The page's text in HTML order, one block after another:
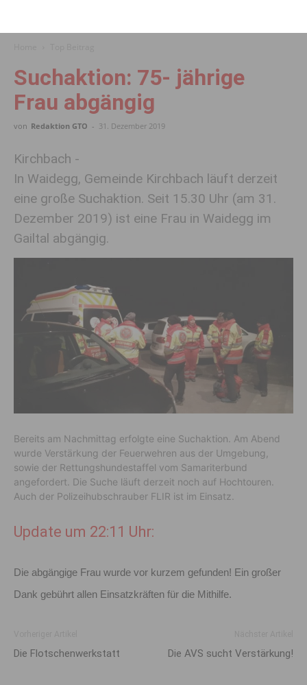
Suchaktion: 75- jährige
Frau abgängig
von Redaktion GTO - 31. Dezember 2019
Kirchbach -
In Waidegg, Gemeinde Kirchbach läuft derzeit
eine große Suchaktion. Seit 15.30 Uhr (am 31.
Dezember 2019) ist eine Frau in Waidegg im
Gailtal abgängig.
Bereits am Nachmittag erfolgte eine Suchaktion. Am Abend
wurde Verstärkung der Feuerwehren aus der Umgebung,
sowie der Rettungshundestaffel vom Samariterbund
angefordert. Die Suche läuft derzeit noch auf Hochtouren.
Auch der Polizeihubschrauber FLIR ist im Einsatz.
Update um 22:11 Uhr:
Die abgängige Frau wurde vor kurzem gefunden! Ein großer
Dank gebührt allen Einsatzkräften für die Mithilfe.
Die Flotschenwerkstatt Die AVS sucht Verstärkung!